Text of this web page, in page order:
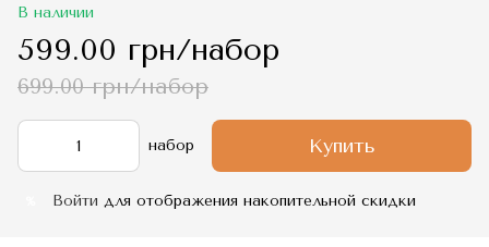
В наличии
599.00 грн/набор
699.00 грн/набор
набор Купить
Войти для отображения накопительной скидки